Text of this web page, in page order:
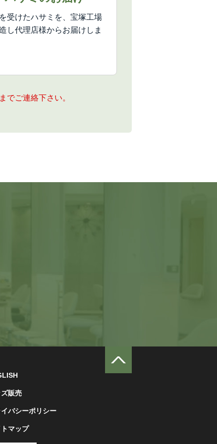
受けたハサミを、宝塚工場
し代理店様からお届けしま
でご連絡下さい。
販売
バシーポリシー
マップ